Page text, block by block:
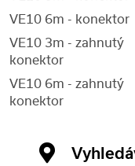
VE10 6m - konektor
VE10 3m - zahnutý
konektor
VE10 6m - zahnutý
konektor